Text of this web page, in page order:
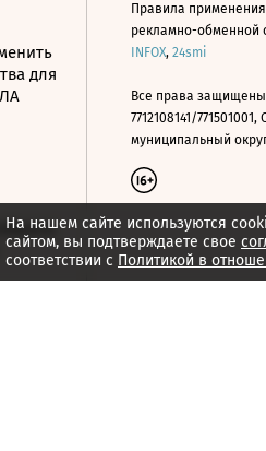
для
На нашем сайте используются
сайтом, вы подтверждаете свое
соответствии с Политикой в
Правила
рекламно-обменной
INFOX, 24smi
Все права
7712108141/
муниципальный